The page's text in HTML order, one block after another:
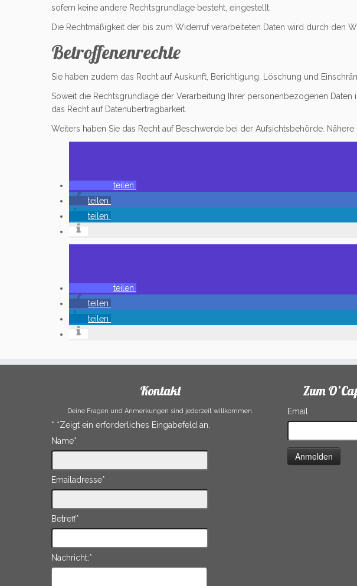
sofern keine andere Rechtsgrundlage besteht, eingestellt.
Die Rechtmäßigkeit der bis zum Widerruf verarbeiteten Daten wird durch den
Betroffenenrechte
Sie haben zudem das Recht auf Auskunft, Berichtigung, Löschung und
Soweit die Rechtsgrundlage der Verarbeitung Ihrer personenbezogenen
das Recht auf Datenübertragbarkeit.
Weiters haben Sie das Recht auf Beschwerde bei der Aufsichtsbehörde.
teilen
teilen
teilen
teilen
teilen
teilen
Kontakt
Deine Fragen und Anmerkungen sind jederzeit willkommen.
* *Zeigt ein erforderliches Eingabefeld an.
Name*
Emailadresse*
Betreff*
Nachricht:*
Zum
Email